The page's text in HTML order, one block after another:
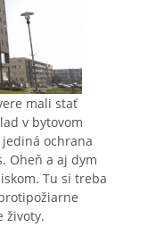
mali stať
v bytovom
ochrana
Oheň a aj dym
Tu si treba
životy.